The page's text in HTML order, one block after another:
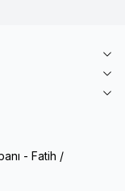
- Fatih /